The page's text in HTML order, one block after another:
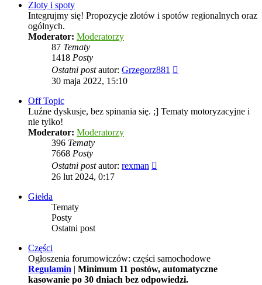
Zloty i spoty
Integrujmy się! Propozycje zlotów i spotów regionalnych oraz
ogólnych.
Moderator: Moderatorzy
87 Tematy
1418 Posty
Ostatni postautor: Grzegorz881
30 maja 2022, 15:10
Off Topic
Luźne dyskusje, bez spinania się. ;] Tematy motoryzacyjne i
nie tylko!
Moderator: Moderatorzy
396 Tematy
7668 Posty
Ostatni postautor: rexman
26 lut 2024, 0:17
Giełda
Tematy
Posty
Ostatni post
Części
Ogłoszenia forumowiczów: części samochodowe
Regulamin | Minimum 11 postów, automatyczne
kasowanie po 30 dniach bez odpowiedzi.